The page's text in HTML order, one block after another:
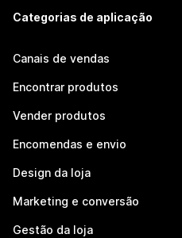
Categorias de aplicação
Canais de vendas
Encontrar produtos
Vender produtos
Encomendas e envio
Design da loja
Marketing e conversão
Gestão da loja